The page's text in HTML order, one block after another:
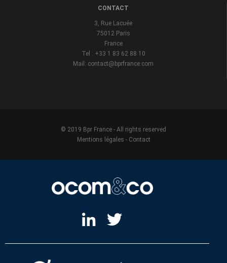
CONTACT
3, Rue Lacuée
75012 Paris
France
Tel : +33 1 83 62 88 10
Mail: contact@bprfrance.com
© 2019 Bpr France - All rights reserved
Mentions légales - Contact